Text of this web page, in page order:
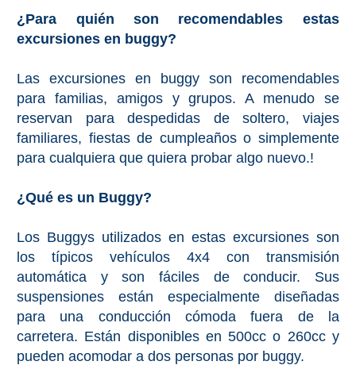
¿Para quién son recomendables estas
excursiones en buggy?
Las excursiones en buggy son recomendables
para familias, amigos y grupos. A menudo se
reservan para despedidas de soltero, viajes
familiares, fiestas de cumpleaños o simplemente
para cualquiera que quiera probar algo nuevo.!
¿Qué es un Buggy?
Los Buggys utilizados en estas excursiones son
los típicos vehículos 4x4 con transmisión
automática y son fáciles de conducir. Sus
suspensiones están especialmente diseñadas
para una conducción cómoda fuera de la
carretera. Están disponibles en 500cc o 260cc y
pueden acomodar a dos personas por buggy.